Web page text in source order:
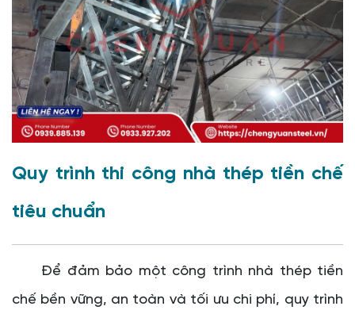
Quy trình thi công nhà thép tiền chế
tiêu chuẩn
Để đảm bảo một công trình nhà thép tiền
chế bền vững, an toàn và tối ưu chi phí, quy trình